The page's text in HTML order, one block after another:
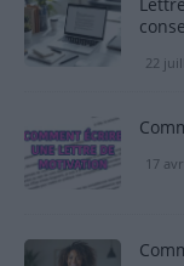
22
17